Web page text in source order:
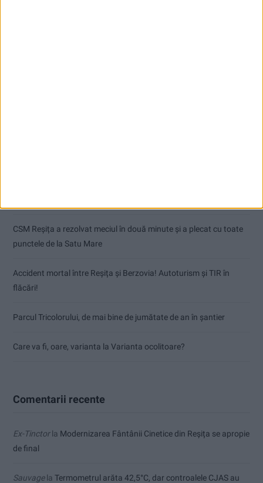
CSM Reșița a rezolvat meciul în două minute și a plecat cu toate
punctele de la Satu Mare
Accident mortal între Reșița și Berzovia! Autoturism și TIR în
flăcări!
Parcul Tricolorului, de mai bine de jumătate de an în șantier
Care va fi, oare, varianta la Varianta ocolitoare?
Comentarii recente
Ex-Tinctorla Modernizarea Fântânii Cinetice din Reșița se apropie
de final
Sauvagela Termometrul arăta 42,5°C, dar controalele CJAS au